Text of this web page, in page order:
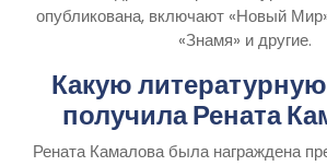
опубликована, включают «Новый
«Знамя» и другие.
Какую
получила Рената
Рената Камалова была награждена